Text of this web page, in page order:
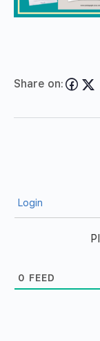
Share on:
Login
0 FEED